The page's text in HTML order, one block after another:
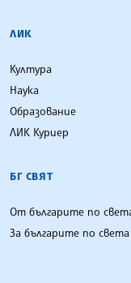
ЛИК
Култура
Наука
Образование
ЛИК Куриер
БГ СВЯТ
От българите по
За българите по света